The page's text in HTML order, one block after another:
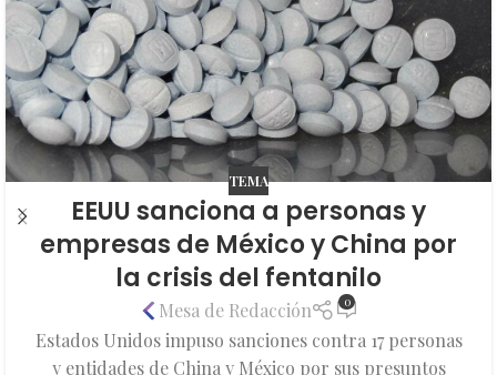
TEMA
EEUU sanciona a personas y
empresas de México y China por
la crisis del fentanilo
Mesa de Redacción 0
Estados Unidos impuso sanciones contra 17 personas
y entidades de China y México por sus presuntos